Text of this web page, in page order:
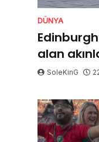
DÜNYA
alan
SoleKinG